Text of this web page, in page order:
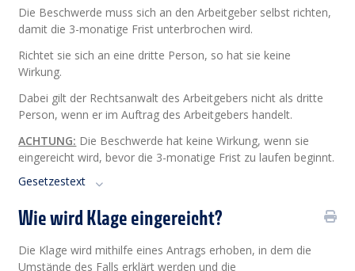
Die Beschwerde muss sich an den Arbeitgeber selbst richten,
damit die 3-monatige Frist unterbrochen wird.
Richtet sie sich an eine dritte Person, so hat sie keine
Wirkung.
Dabei gilt der Rechtsanwalt des Arbeitgebers nicht als dritte
Person, wenn er im Auftrag des Arbeitgebers handelt.
ACHTUNG: Die Beschwerde hat keine Wirkung, wenn sie
eingereicht wird, bevor die 3-monatige Frist zu laufen beginnt.
Gesetzestext
Wie wird Klage eingereicht?
Die Klage wird mithilfe eines Antrags erhoben, in dem die
Umstände des Falls erklärt werden und die